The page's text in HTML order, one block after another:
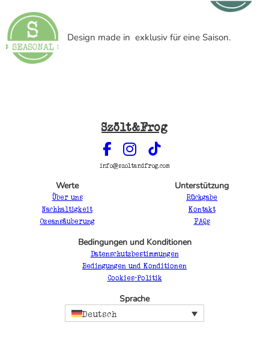
Design made in exklusiv für eine Saison.
Szölt&Frog
info@szoltandfrog.com
Werte
Über uns
Nachhaltigkeit
Ozeansäuberung
Unterstützung
Rückgabe
Kontakt
FAQs
Bedingungen und Konditionen
Datenschutzbestimmungen
Bedingungen und Konditionen
Cookies-Politik
Sprache
Deutsch